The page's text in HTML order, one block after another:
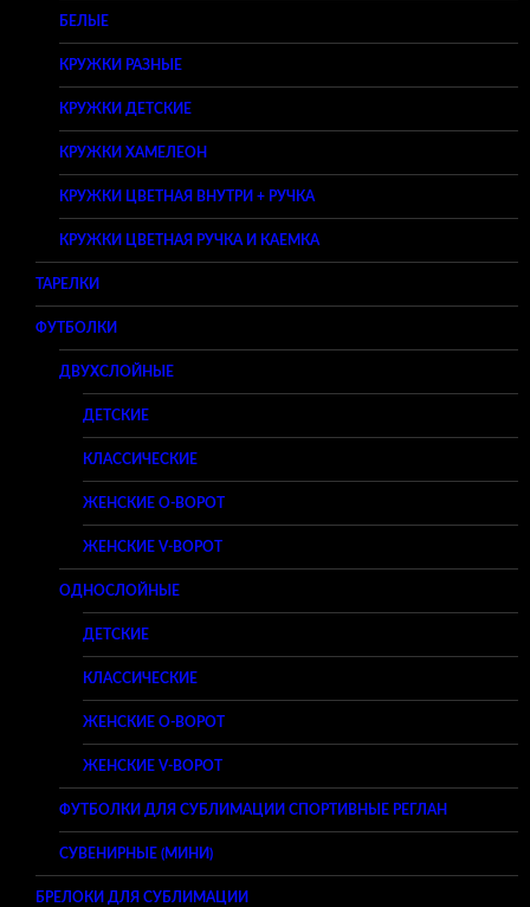
БЕЛЫЕ
КРУЖКИ РАЗНЫЕ
КРУЖКИ ДЕТСКИЕ
КРУЖКИ ХАМЕЛЕОН
КРУЖКИ ЦВЕТНАЯ ВНУТРИ + РУЧКА
КРУЖКИ ЦВЕТНАЯ РУЧКА И КАЕМКА
ТАРЕЛКИ
ФУТБОЛКИ
ДВУХСЛОЙНЫЕ
ДЕТСКИЕ
КЛАССИЧЕСКИЕ
ЖЕНСКИЕ O-ВОРОТ
ЖЕНСКИЕ V-ВОРОТ
ОДНОСЛОЙНЫЕ
ДЕТСКИЕ
КЛАССИЧЕСКИЕ
ЖЕНСКИЕ O-ВОРОТ
ЖЕНСКИЕ V-ВОРОТ
ФУТБОЛКИ ДЛЯ СУБЛИМАЦИИ СПОРТИВНЫЕ РЕГЛАН
СУВЕНИРНЫЕ (МИНИ)
БРЕЛОКИ ДЛЯ СУБЛИМАЦИИ